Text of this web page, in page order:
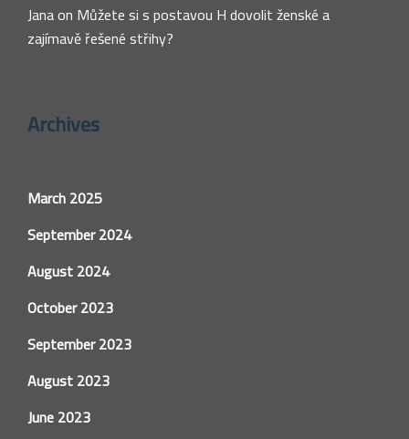
Janaon Můžete si s postavou H dovolit ženské a
zajímavě řešené střihy?
Archives
March 2025
September 2024
August 2024
October 2023
September 2023
August 2023
June 2023